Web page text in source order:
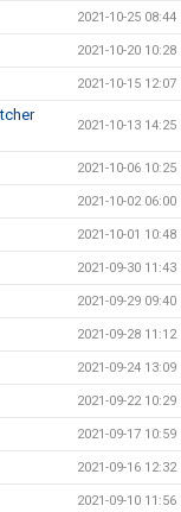
2021-10-25 08:44
2021-10-20 10:28
2021-10-15 12:07
2021-10-13 14:25
2021-10-06 10:25
2021-10-02 06:00
2021-10-01 10:48
2021-09-30 11:43
2021-09-29 09:40
2021-09-28 11:12
2021-09-24 13:09
2021-09-22 10:29
2021-09-17 10:59
2021-09-16 12:32
2021-09-10 11:56